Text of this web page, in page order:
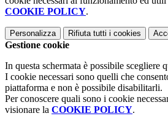
COOKIE POLICY.
Personalizza Rifiuta tutti i cookies
Gestione cookie
In questa schermata è possibile scegliere
I cookie necessari sono quelli che
piattaforma e non è possibile disabilitarli.
Per conoscere quali sono i cookie
visionare la COOKIE POLICY.